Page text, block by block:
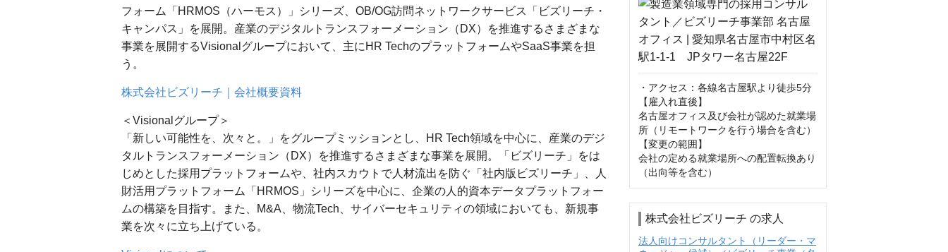
フォーム「HRMOS（ハーモス）」シリーズ、OB/OG訪問ネットワークサービス「ビズリーチ・
キャンパス」を展開。産業のデジタルトランスフォーメーション（DX）を推進するさまざまな
事業を展開するVisionalグループにおいて、主にHR TechのプラットフォームやSaaS事業を担
う。
株式会社ビズリーチ｜会社概要資料
＜Visionalグループ＞
「新しい可能性を、次々と。」をグループミッションとし、HR Tech領域を中心に、産業のデジ
タルトランスフォーメーション（DX）を推進するさまざまな事業を展開。「ビズリーチ」をは
じめとした採用プラットフォームや、社内スカウトで人材流出を防ぐ「社内版ビズリーチ」、人
財活用プラットフォーム「HRMOS」シリーズを中心に、企業の人的資本データプラットフォー
ムの構築を目指す。また、M&A、物流Tech、サイバーセキュリティの領域においても、新規事
業を次々に立ち上げている。
・アクセス：各線名古屋駅より徒歩5分
【雇入れ直後】
名古屋オフィス及び会社が認めた就業場
所（リモートワークを行う場合を含む）
【変更の範囲】
会社の定める就業場所への配置転換あり
（出向等を含む）
株式会社ビズリーチ の求人
法人向けコンサルタント（リーダー・マ